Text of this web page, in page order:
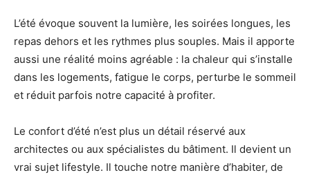
L’été évoque souvent la lumière, les soirées longues, les
repas dehors et les rythmes plus souples. Mais il apporte
aussi une réalité moins agréable : la chaleur qui s’installe
dans les logements, fatigue le corps, perturbe le sommeil
et réduit parfois notre capacité à profiter.
Le confort d’été n’est plus un détail réservé aux
architectes ou aux spécialistes du bâtiment. Il devient un
vrai sujet lifestyle. Il touche notre manière d’habiter, de